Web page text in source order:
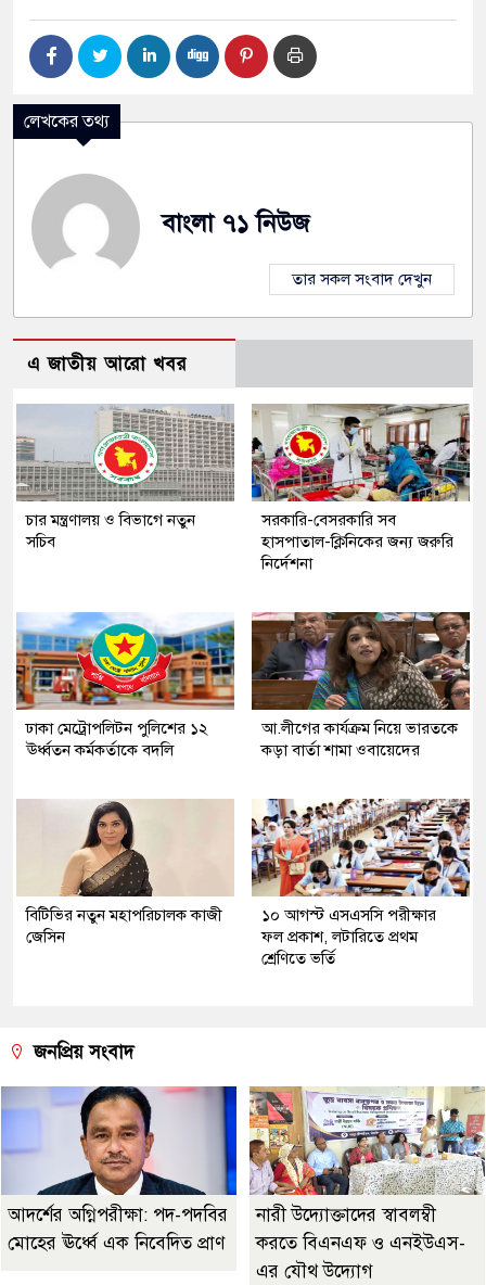
লেখকের তথ্য
বাংলা ৭১ নিউজ
তার সকল সংবাদ দেখুন
এ জাতীয় আরো খবর
চার মন্ত্রণালয় ও বিভাগে নতুন
সচিব
সরকারি-বেসরকারি সব
হাসপাতাল-ক্লিনিকের জন্য জরুরি
নির্দেশনা
ঢাকা মেট্রোপলিটন পুলিশের ১২
ঊর্ধ্বতন কর্মকর্তাকে বদলি
আ.লীগের কার্যক্রম নিয়ে ভারতকে
কড়া বার্তা শামা ওবায়েদের
বিটিভির নতুন মহাপরিচালক কাজী
জেসিন
১০ আগস্ট এসএসসি পরীক্ষার
ফল প্রকাশ, লটারিতে প্রথম
শ্রেণিতে ভর্তি
জনপ্রিয় সংবাদ
আদর্শের অগ্নিপরীক্ষা: পদ-পদবির
মোহের ঊর্ধ্বে এক নিবেদিত প্রাণ
নারী উদ্যোক্তাদের স্বাবলম্বী
করতে বিএনএফ ও এনইউএস-
এর যৌথ উদ্যোগ